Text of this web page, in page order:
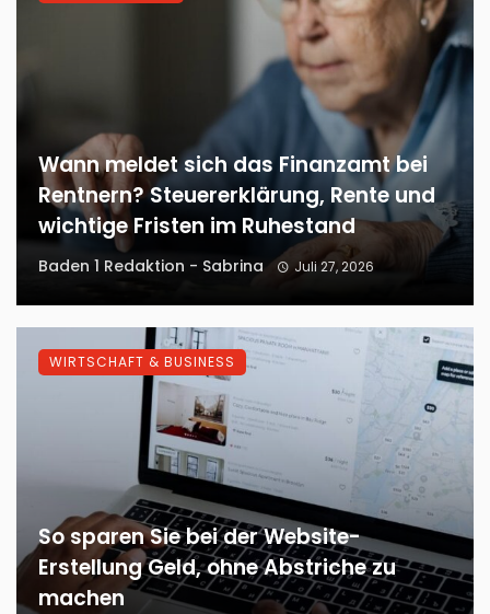
Wann meldet sich das Finanzamt bei
Rentnern? Steuererklärung, Rente und
wichtige Fristen im Ruhestand
Baden 1 Redaktion - Sabrina Juli 27, 2026
So sparen Sie bei der Website-
Erstellung Geld, ohne Abstriche zu
machen
WIRTSCHAFT & BUSINESS